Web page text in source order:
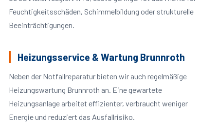
Feuchtigkeitsschäden, Schimmelbildung oder strukturelle
Beeinträchtigungen.
Heizungsservice & Wartung Brunnroth
Neben der Notfallreparatur bieten wir auch regelmäßige
Heizungswartung Brunnroth an. Eine gewartete
Heizungsanlage arbeitet effizienter, verbraucht weniger
Energie und reduziert das Ausfallrisiko.